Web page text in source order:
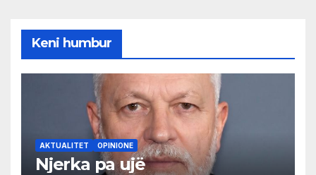
Keni humbur
AKTUALITET OPINIONE
Njerka pa ujë